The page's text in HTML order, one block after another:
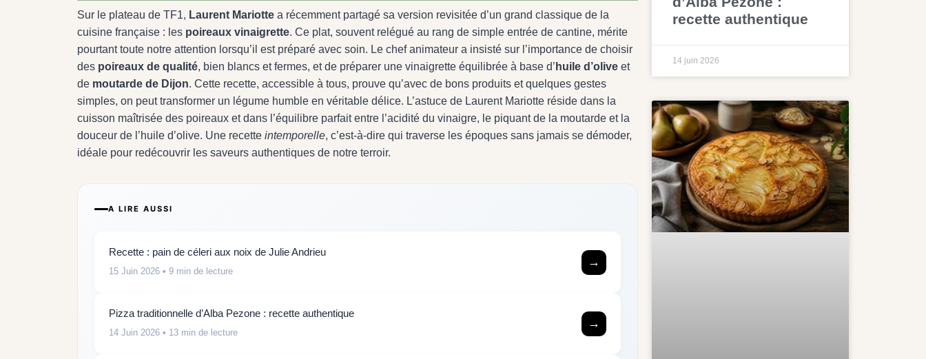
recette authentique
14 juin 2026
Sur le plateau de TF1, Laurent Mariotte a récemment partagé sa version revisitée d’un grand classique de la
cuisine française : les poireaux vinaigrette. Ce plat, souvent relégué au rang de simple entrée de cantine, mérite
pourtant toute notre attention lorsqu’il est préparé avec soin. Le chef animateur a insisté sur l’importance de choisir
des poireaux de qualité, bien blancs et fermes, et de préparer une vinaigrette équilibrée à base d’ huile d’olive et
de moutarde de Dijon. Cette recette, accessible à tous, prouve qu’avec de bons produits et quelques gestes
simples, on peut transformer un légume humble en véritable délice. L’astuce de Laurent Mariotte réside dans la
cuisson maîtrisée des poireaux et dans l’équilibre parfait entre l’acidité du vinaigre, le piquant de la moutarde et la
douceur de l’huile d’olive. Une recette intemporelle, c’est-à-dire qui traverse les époques sans jamais se démoder,
idéale pour redécouvrir les saveurs authentiques de notre terroir.
A LIRE AUSSI
Recette : pain de céleri aux noix de Julie Andrieu
15 Juin 2026 • 9 min de lecture
→
Pizza traditionnelle d’Alba Pezone : recette authentique
14 Juin 2026 • 13 min de lecture
→